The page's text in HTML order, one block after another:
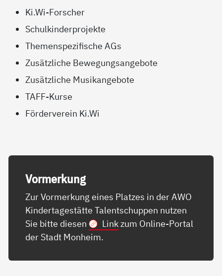
Ki.Wi-Forscher
Schulkinderprojekte
Themenspezifische AGs
Zusätzliche Bewegungsangebote
Zusätzliche Musikangebote
TAFF-Kurse
Förderverein Ki.Wi
Vor­mer­kung
Zur Vormerkung eines Platzes in der AWO
Kindertagestätte Talentschuppen nutzen
Sie bitte diesen
Linkzum Online-Portal
der Stadt Monheim.